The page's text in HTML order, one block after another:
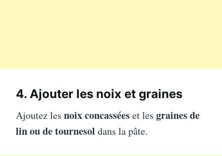
4. Ajouter les noix et graines
Ajoutez les noix concasséeset les graines de
lin ou de tournesol dans la pâte.